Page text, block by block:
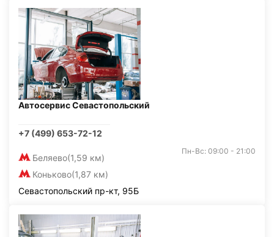
Автосервис Севастопольский
+7 (499) 653-72-12
Беляево(1,59 км)
Коньково(1,87 км)
Пн-Вс: 09:00 - 21:00
Севастопольский пр-кт, 95Б